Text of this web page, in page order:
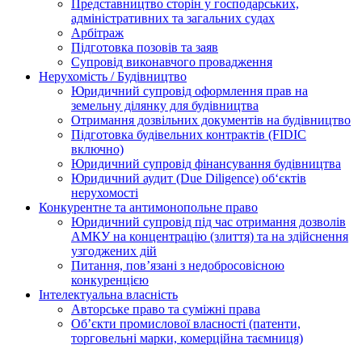
Представництво сторін у господарських,
адміністративних та загальних судах
Арбітраж
Підготовка позовів та заяв
Супровід виконавчого провадження
Нерухомість / Будівництво
Юридичний супровід оформлення прав на
земельну ділянку для будівництва
Отримання дозвільних документів на будівництво
Підготовка будівельних контрактів (FIDIC
включно)
Юридичний супровід фінансування будівництва
Юридичний аудит (Due Diligence) об‘єктів
нерухомості
Конкурентне та антимонопольне право
Юридичний супровід під час отримання дозволів
АМКУ на концентрацію (злиття) та на здійснення
узгоджених дій
Питання, пов’язані з недобросовісною
конкуренцією
Інтелектуальна власність
Авторське право та суміжні права
Oб’єкти промислової власності (патенти,
торговельні марки, комерційна таємниця)